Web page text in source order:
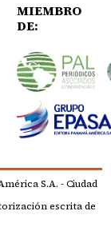
MIEMBRO
DE:
S.A. - Ciudad
escrita de